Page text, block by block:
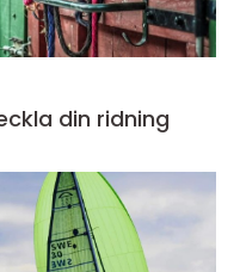
din ridning